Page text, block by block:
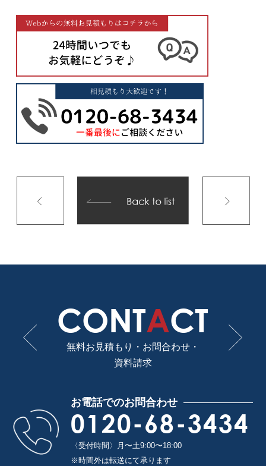
CONTACT
無料お見積もり・お問合わせ・
資料請求
お電話でのお問合わせ
0120-68-3434
〈受付時間〉月〜土9:00〜18:00
※時間外は転送にて承ります